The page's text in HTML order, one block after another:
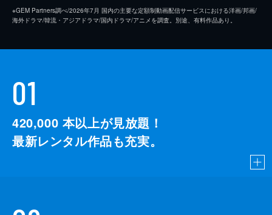
※GEM Partners調べ/2026年7⽉ 国内の主要な定額制動画配信サービスにおける洋画/邦画/
海外ドラマ/韓流・アジアドラマ/国内ドラマ/アニメを調査。別途、有料作品あり。
01
420,000 本以上が見放題！
最新レンタル作品も充実。